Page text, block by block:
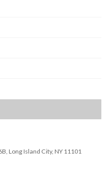
Long Island City, NY 11101